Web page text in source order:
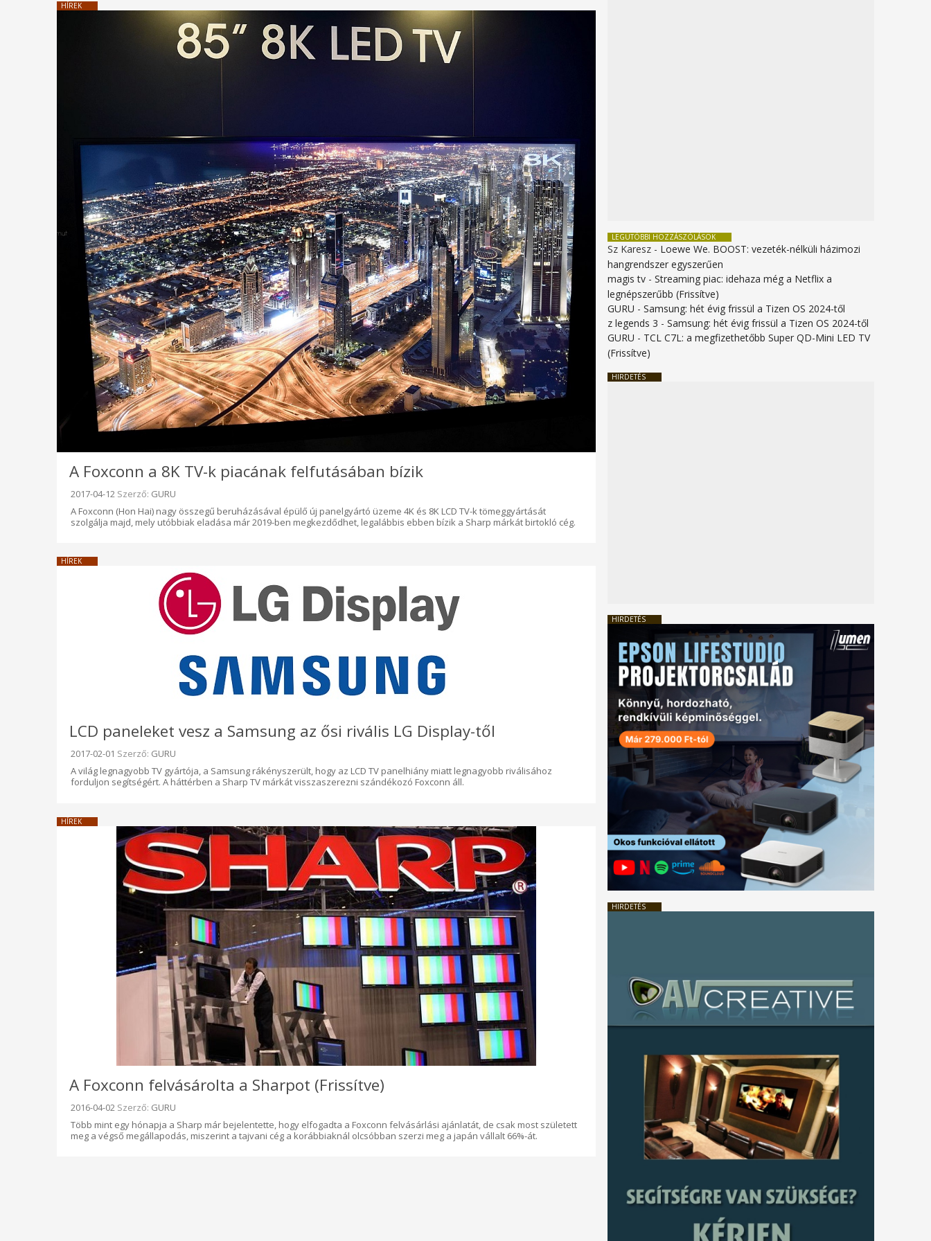
HÍREK
A Foxconn a 8K TV-k piacának felfutásában bízik
Beküldve:
2017-04-12 Szerző: GURU
A Foxconn (Hon Hai) nagy összegű beruházásával épülő új panelgyártó üzeme 4K és 8K LCD TV-k tömeggyártását
szolgálja majd, mely utóbbiak eladása már 2019-ben megkezdődhet, legalábbis ebben bízik a Sharp márkát birtokló cég.
HÍREK
LCD paneleket vesz a Samsung az ősi rivális LG Display-től
Beküldve:
2017-02-01 Szerző: GURU
A világ legnagyobb TV gyártója, a Samsung rákényszerült, hogy az LCD TV panelhiány miatt legnagyobb riválisához
forduljon segítségért. A háttérben a Sharp TV márkát visszaszerezni szándékozó Foxconn áll.
HÍREK
A Foxconn felvásárolta a Sharpot (Frissítve)
Beküldve:
2016-04-02 Szerző: GURU
Több mint egy hónapja a Sharp már bejelentette, hogy elfogadta a Foxconn felvásárlási ajánlatát, de csak most született
meg a végső megállapodás, miszerint a tajvani cég a korábbiaknál olcsóbban szerzi meg a japán vállalt 66%-át.
LEGUTÓBBI HOZZÁSZÓLÁSOK
Sz Karesz - Loewe We. BOOST: vezeték-nélküli házimozi
hangrendszer egyszerűen
magis tv -Streaming piac: idehaza még a Netflix a
legnépszerűbb (Frissítve)
GURU -Samsung: hét évig frissül a Tizen OS 2024-től
z legends 3 -Samsung: hét évig frissül a Tizen OS 2024-től
GURU - TCL C7L: a megfizethetőbb Super QD-Mini LED TV
(Frissítve)
HIRDETÉS
HIRDETÉS
HIRDETÉS